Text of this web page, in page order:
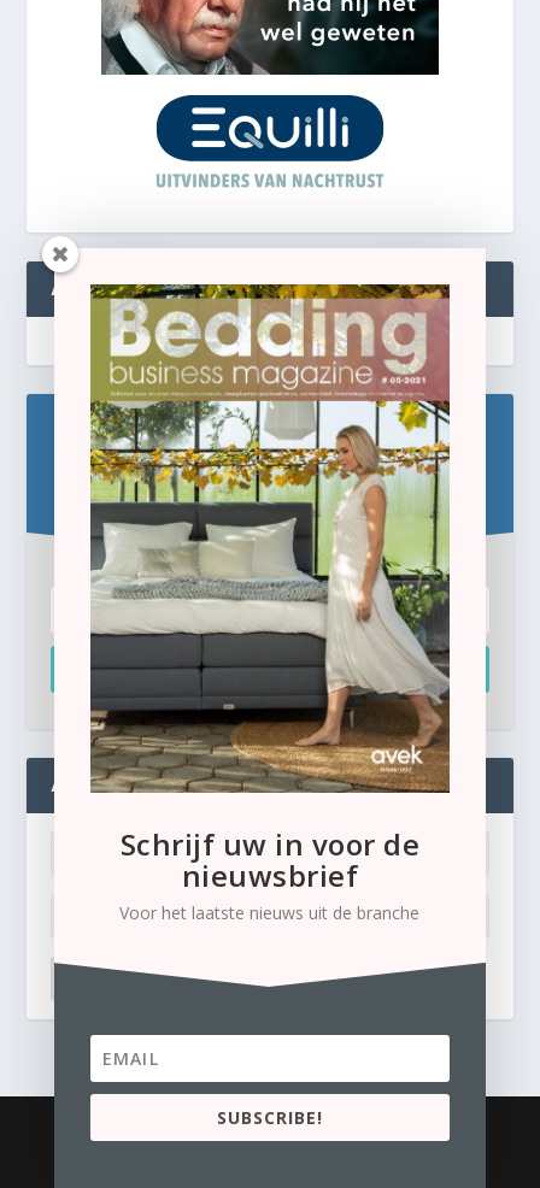
ABONNEREN
Blijf op de hoogte!
Schrijf u hier in voor de gratis e-newsletter.
Inschrijven
ADMIN
Ik ben mijn wachtwoord kwijt
Business Content Media
Schrijf uw in voor de
nieuwsbrief
Voor het laatste nieuws uit de branche
SUBSCRIBE!